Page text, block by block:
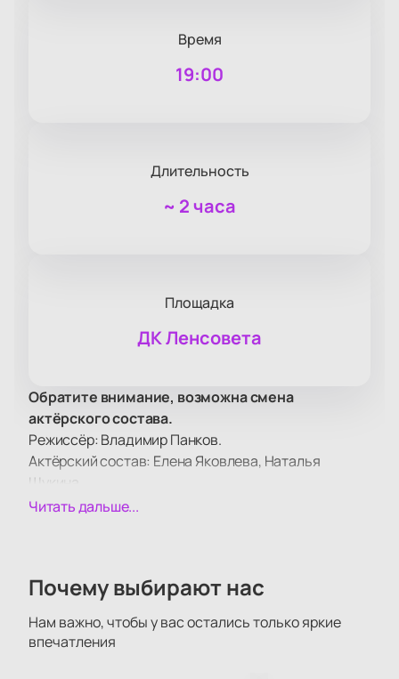
Время
19:00
Длительность
~ 2 часа
Площадка
ДК Ленсовета
Обратите внимание, возможна смена
актёрского состава.
Режиссёр: Владимир Панков.
Актёрский состав: Елена Яковлева, Наталья
Щукина.
Спектакль «Соперницы» в ДК Ленсовета
наполнена яркими моментами, любовью, изменами
Келли, Элизабет Тейлор, Рита Хейворт и Ава
Гарднер — имена, которые до сих пор волнуют
Читать дальше...
Почему выбирают нас
Нам важно, чтобы у вас остались только яркие
впечатления